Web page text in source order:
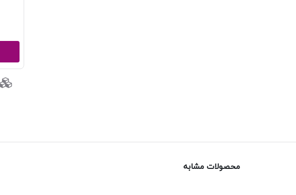
محصولات مشابه